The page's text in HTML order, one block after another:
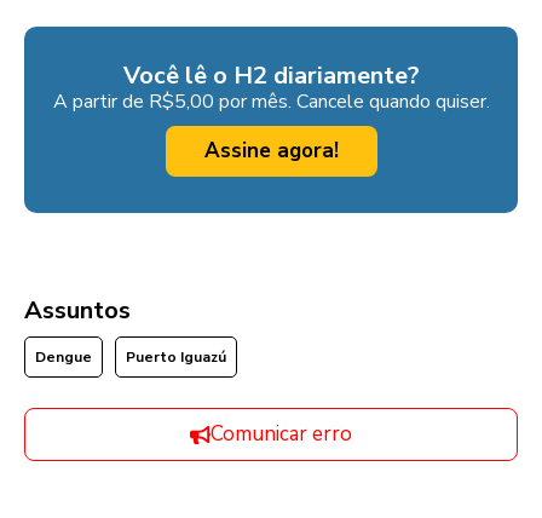
Você lê o H2 diariamente?
A partir de R$5,00 por mês. Cancele quando quiser.
Assine agora!
Assuntos
Dengue Puerto Iguazú
Comunicar erro